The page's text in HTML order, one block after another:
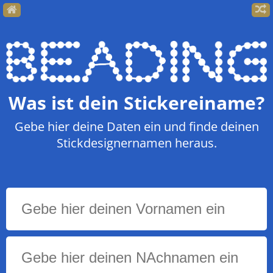
Was ist dein Stickereiname?
Gebe hier deine Daten ein und finde deinen
Stickdesignernamen heraus.